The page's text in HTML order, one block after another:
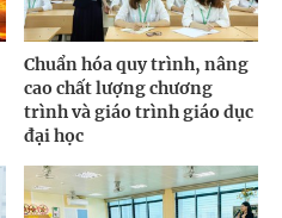
Chuẩn hóa quy trình, nâng
cao chất lượng chương
trình và giáo trình giáo dục
đại học